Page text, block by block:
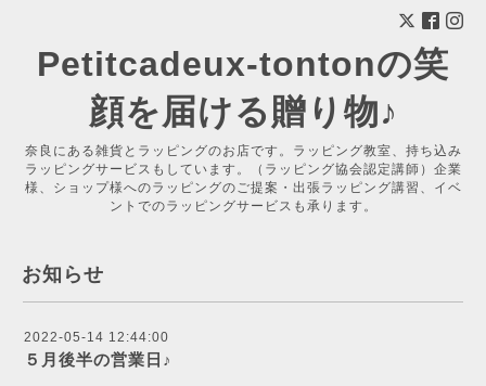
Petitcadeux-tontonの笑
顔を届ける贈り物♪
奈良にある雑貨とラッピングのお店です。ラッピング教室、持ち込み
ラッピングサービスもしています。（ラッピング協会認定講師）企業
様、ショップ様へのラッピングのご提案・出張ラッピング講習、イベ
ントでのラッピングサービスも承ります。
お知らせ
2022-05-14 12:44:00
５月後半の営業日♪